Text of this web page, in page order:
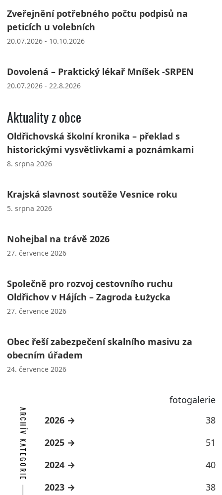
Zveřejnění potřebného počtu podpisů na
peticích u volebních
20.07.2026 - 10.10.2026
Dovolená – Praktický lékař Mníšek -SRPEN
20.07.2026 - 22.8.2026
Aktuality z obce
Oldřichovská školní kronika – překlad s
historickými vysvětlivkami a poznámkami
8. srpna 2026
Krajská slavnost soutěže Vesnice roku
5. srpna 2026
Nohejbal na trávě 2026
27. července 2026
Společně pro rozvoj cestovního ruchu
Oldřichov v Hájích – Zagroda Łużycka
27. července 2026
Obec řeší zabezpečení skalního masivu za
obecním úřadem
24. července 2026
fotogalerie
ARCHÍV KATEGORIE 2026
38
2025
51
2024
40
2023
38